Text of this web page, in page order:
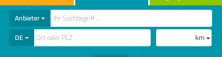
Anbieter
DE
km